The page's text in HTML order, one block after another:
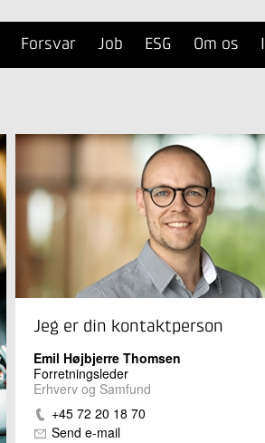
Forsvar Job ESG Om os
Jeg er din kontaktperson
Emil Højbjerre Thomsen
Forretningsleder
Erhverv og Samfund
+45 72 20 18 70
Send e-mail